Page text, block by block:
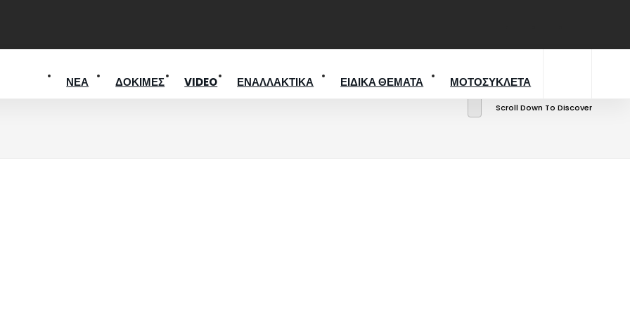
ΝΕΑ ΔΟΚΙΜΕΣ VIDEO ΕΝΑΛΛΑΚΤΙΚΑ ΕΙΔΙΚΑ ΘΕΜΑΤΑ ΜΟΤΟΣΥΚΛΕΤΑ
Scroll Down To Discover